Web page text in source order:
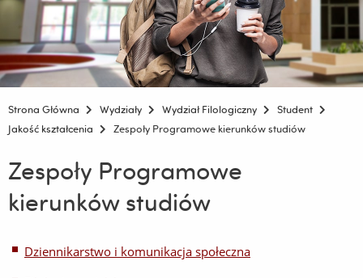
Strona Główna Wydziały Wydział Filologiczny
Student
Jakość kształcenia
Zespoły Programowe kierunków studiów
Zespoły Programowe
kierunków studiów
Dziennikarstwo i komunikacja społeczna